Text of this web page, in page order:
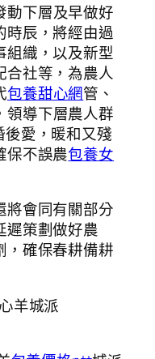
動下層及早做好
時辰，將經由過
組織，以及新型
合社等，為農人
包養甜心網管、
領導下層農人群
愛，暖和又殘
保不誤農包養女
將會同有關部分
遲策劃做好農
，確保春耕備耕
羊城派